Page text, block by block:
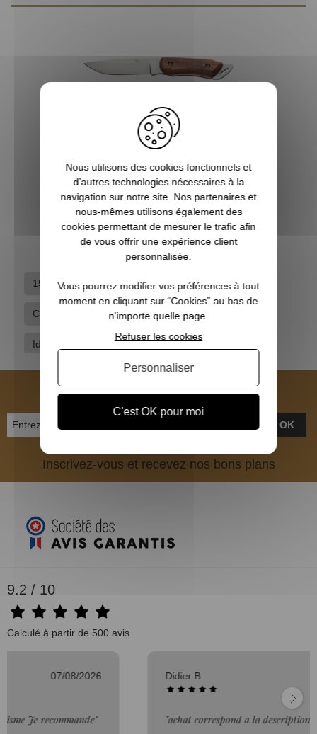
Couteau de chasse Roan BERETTA
129,00 €
1515 Couteaux de chasse Coutellerie
Coutellerie Equipement du chasseur
Idées cadeaux
NEWSLETTER
OK
Inscrivez-vous et recevez nos bons plans
9.2 / 10
Calculé à partir de 500 avis.
Didier B.
"achat correspond a la description"
Nous utilisons des cookies fonctionnels et
d’autres technologies nécessaires à la
navigation sur notre site. Nos partenaires et
nous-mêmes utilisons également des
cookies permettant de mesurer le trafic afin
de vous offrir une expérience client
personnalisée.
Vous pourrez modifier vos préférences à tout
moment en cliquant sur “Cookies” au bas de
n'importe quelle page.
C'est OK pour moi
Refuser les cookies
Personnaliser